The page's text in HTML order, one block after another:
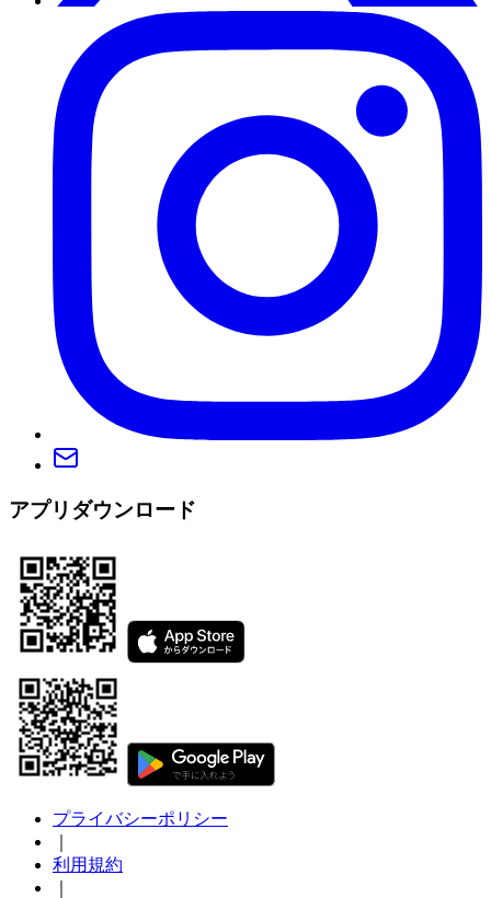
アプリダウンロード
プライバシーポリシー
利用規約